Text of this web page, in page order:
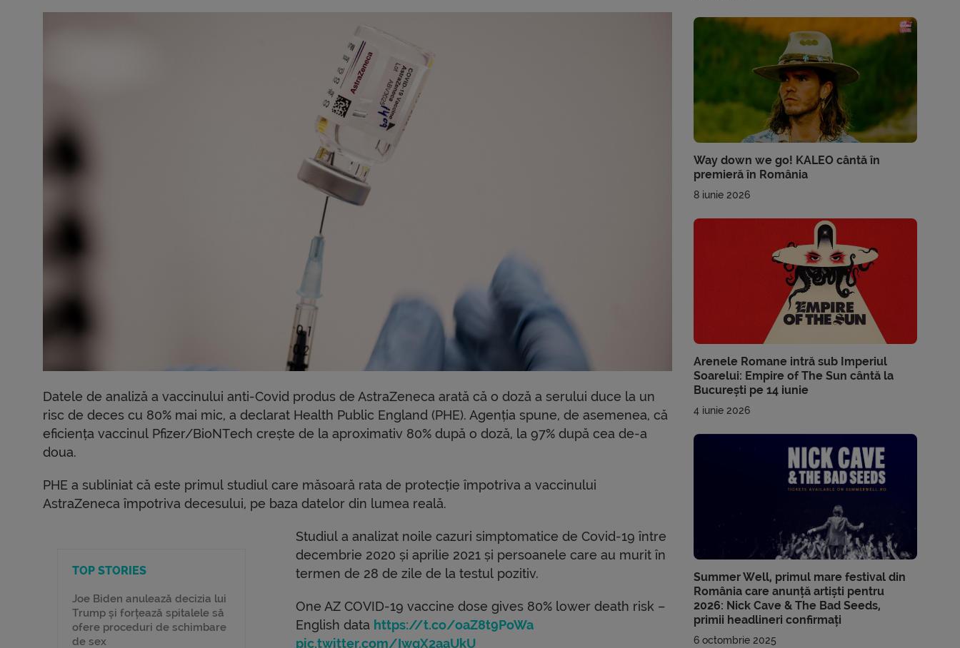
Datele de analiză a vaccinului anti-Covid produs de AstraZeneca arată că o doză a serului duce la un
risc de deces cu 80% mai mic, a declarat Health Public England (PHE). Agenția spune, de asemenea, că
eficiența vaccinul Pfizer/BioNTech crește de la aproximativ 80% după o doză, la 97% după cea de-a
doua.
PHE a subliniat că este primul studiul care măsoară rata de protecție împotriva a vaccinului
AstraZeneca împotriva decesului, pe baza datelor din lumea reală.
TOP STORIES
Joe Biden anulează decizia lui
Trump și forțează spitalele să
ofere proceduri de schimbare
de sex
Studiul a analizat noile cazuri simptomatice de Covid-19 între
decembrie 2020 și aprilie 2021 și persoanele care au murit în
termen de 28 de zile de la testul pozitiv.
One AZ COVID-19 vaccine dose gives 80% lower death risk –
English data https://t.co/oaZ8t9PoWa
pic.twitter.com/IwqX2aaUkU
Way down we go! KALEO cântă în
premieră în România
8 iunie 2026
Arenele Romane intră sub Imperiul
Soarelui: Empire of The Sun cântă la
București pe 14 iunie
4 iunie 2026
Summer Well, primul mare festival din
România care anunță artiști pentru
2026: Nick Cave & The Bad Seeds,
primii headlineri confirmați
6 octombrie 2025